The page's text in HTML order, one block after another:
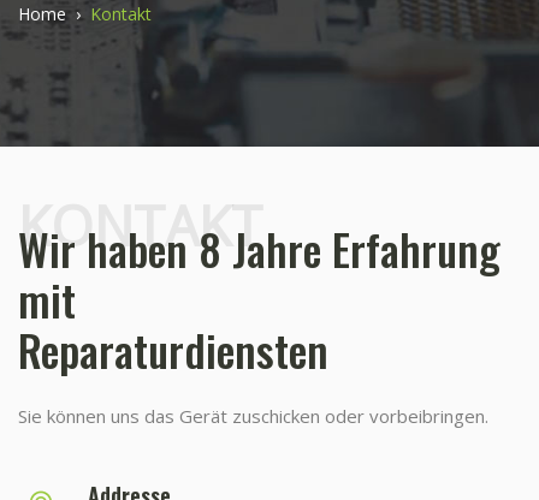
Home› Kontakt
KONTAKT
Wir haben 8 Jahre Erfahrung
mit
Reparaturdiensten
Sie können uns das Gerät zuschicken oder vorbeibringen.